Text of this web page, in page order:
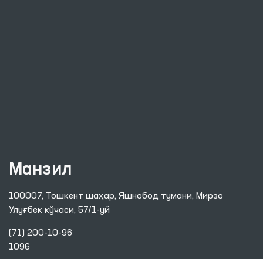
Манзил
100007, Тошкент шаҳар, Яшнобод тумани, Мирзо
Улуғбек кўчаси, 57/1-уй
(71) 200-10-96
1096